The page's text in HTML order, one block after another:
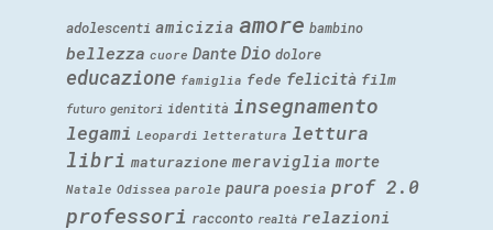
adolescenti amicizia amore bambino
bellezza cuore Dante Dio dolore
educazione famiglia fede felicità film
futuro genitori identità insegnamento
legami Leopardi letteratura lettura
libri maturazione meraviglia morte
Natale Odissea parole paura poesia prof 2.0
professori racconto realtà relazioni